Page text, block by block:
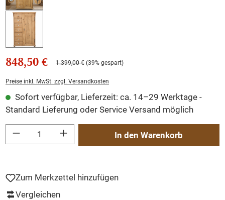
848,50 € 1.399,00 € (39% gespart)
Preise inkl. MwSt. zzgl. Versandkosten
Sofort verfügbar, Lieferzeit: ca. 14–29 Werktage -
Standard Lieferung oder Service Versand möglich
Produkt Anzahl: Gib den gewünschten Wert ein oder benutze die Schaltflächen
In den Warenkorb
Zum Merkzettel hinzufügen
Vergleichen